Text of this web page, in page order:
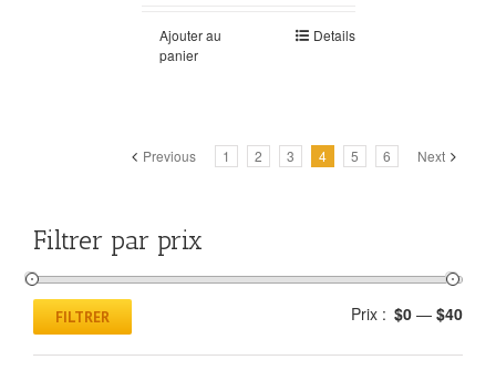
Ajouter au
panier
Details
Previous 1 2 3 4 5 6 Next
Filtrer par prix
FILTRER Prix : $0 — $40